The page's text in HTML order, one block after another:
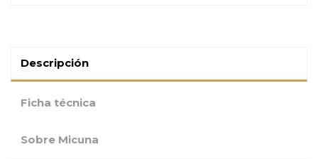
Descripción
Ficha técnica
Sobre Micuna